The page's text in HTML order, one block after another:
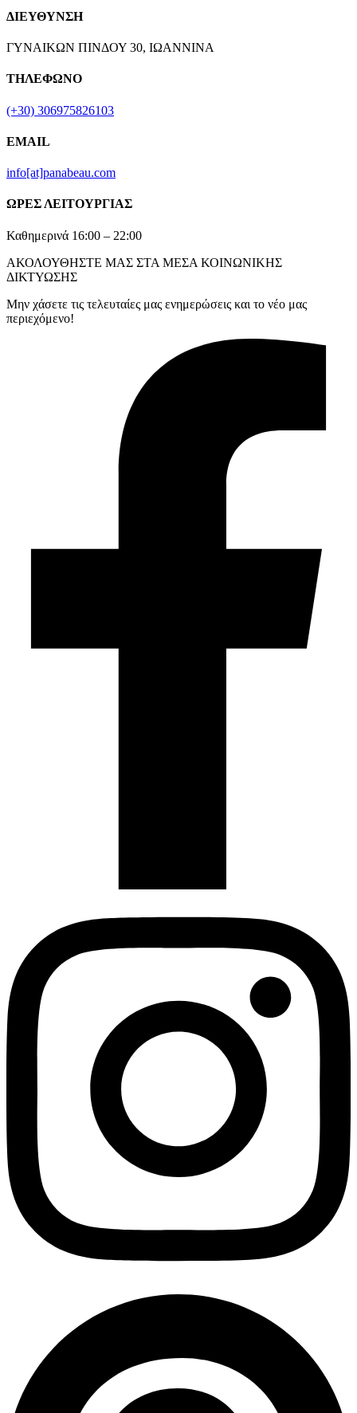
ΔΙΕΥΘΥΝΣΗ
ΓΥΝΑΙΚΩΝ ΠΙΝΔΟΥ 30, ΙΩΑΝΝΙΝΑ
ΤΗΛΕΦΩΝΟ
(+30) 306975826103
EMAIL
info[at]panabeau.com
ΩΡΕΣ ΛΕΙΤΟΥΡΓΙΑΣ
Καθημερινά 16:00 – 22:00
ΑΚΟΛΟΥΘΗΣΤΕ ΜΑΣ ΣΤΑ ΜΕΣΑ ΚΟΙΝΩΝΙΚΗΣ
ΔΙΚΤΥΩΣΗΣ
Μην χάσετε τις τελευταίες μας ενημερώσεις και το νέο μας
περιεχόμενο!